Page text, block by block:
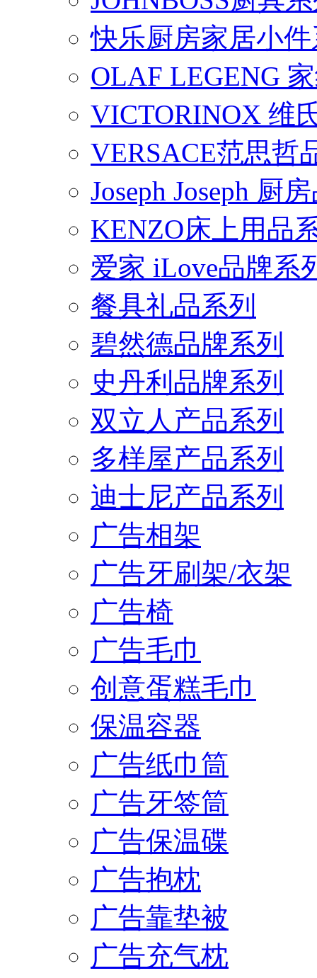
快乐厨房家居小
OLAF LEGENG
VICTORINOX 维
VERSACE范思哲
Joseph Joseph 厨
KENZO床上用品
爱家 iLove品牌系
餐具礼品系列
碧然德品牌系列
史丹利品牌系列
双立人产品系列
多样屋产品系列
迪士尼产品系列
广告相架
广告牙刷架/衣架
广告椅
广告毛巾
创意蛋糕毛巾
保温容器
广告纸巾筒
广告牙签筒
广告保温碟
广告抱枕
广告靠垫被
广告充气枕